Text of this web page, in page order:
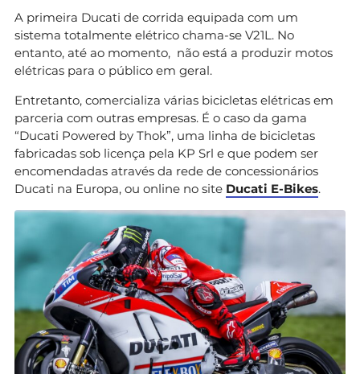
A primeira Ducati de corrida equipada com um
sistema totalmente elétrico chama-se V21L. No
entanto, até ao momento, não está a produzir motos
elétricas para o público em geral.
Entretanto, comercializa várias bicicletas elétricas em
parceria com outras empresas. É o caso da gama
“Ducati Powered by Thok”, uma linha de bicicletas
fabricadas sob licença pela KP Srl e que podem ser
encomendadas através da rede de concessionários
Ducati na Europa, ou online no site Ducati E-Bikes.